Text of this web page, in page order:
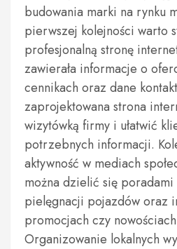
budowania marki na rynku
pierwszej kolejności warto
profesjonalną stronę
zawierała informacje o
cennikach oraz dane
zaprojektowana strona
wizytówką firmy i ułatwić
potrzebnych informacji.
aktywność w mediach
można dzielić się poradami
pielęgnacji pojazdów oraz
promocjach czy
Organizowanie lokalnych